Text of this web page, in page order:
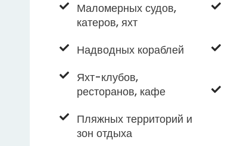
Маломерных судов,
катеров, яхт
Надводных кораблей
Яхт-клубов,
ресторанов, кафе
Пляжных территорий и
зон отдыха